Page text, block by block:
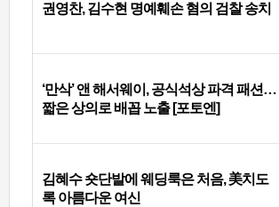
권영찬, 김수현 명예훼손 혐의 검찰 송치
‘만삭’ 앤 해서웨이, 공식석상 파격 패션…
짧은 상의로 배꼽 노출 [포토엔]
김혜수 숏단발에 웨딩룩은 처음, 美치도
록 아름다운 여신